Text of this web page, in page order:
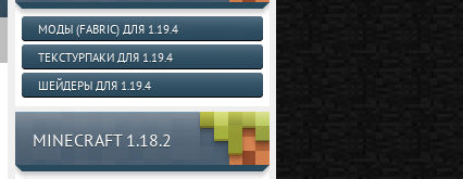
МОДЫ (FABRIC) ДЛЯ 1.19.4
ТЕКСТУРПАКИ ДЛЯ 1.19.4
ШЕЙДЕРЫ ДЛЯ 1.19.4
MINECRAFT 1.18.2